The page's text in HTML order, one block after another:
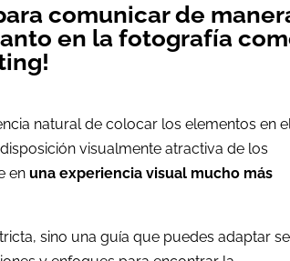
comunicar de
en la fotografía
natural de colocar los elementos en
visualmente atractiva de los
enuna experiencia visual mucho más
sino una guía que puedes adaptar